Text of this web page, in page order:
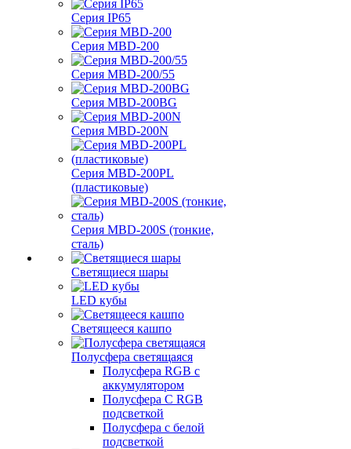
Серия IP65
Серия MBD-200
Серия MBD-200/55
Серия MBD-200BG
Серия MBD-200N
Серия MBD-200PL
(пластиковые)
Серия MBD-200S (тонкие,
сталь)
Светящиеся шары
LED кубы
Светящееся кашпо
Полусфера светящаяся
Полусфера RGB с
аккумулятором
Полусфера С RGB
подсветкой
Полусфера с белой
подсветкой